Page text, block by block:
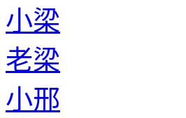
小梁
老梁
小邢